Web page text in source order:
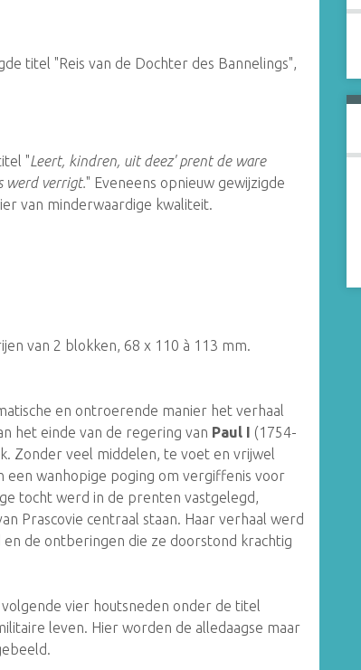
titel "Reis van de Dochter des Bannelings",
"Leert, kindren, uit deez' prent de ware
werd verrigt." Eveneens opnieuw gewijzigde
van minderwaardige kwaliteit.
van 2 blokken, 68 x 110 à 113 mm.
en ontroerende manier het verhaal
het einde van de regering van Paul I (1754-
Zonder veel middelen, te voet en vrijwel
een wanhopige poging om vergiffenis voor
tocht werd in de prenten vastgelegd,
Prascovie centraal staan. Haar verhaal werd
de ontberingen die ze doorstond krachtig
vier houtsneden onder de titel
leven. Hier worden de alledaagse maar